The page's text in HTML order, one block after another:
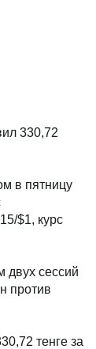
330,72
в пятницу
$1, курс
двух сессий
против
тенге за